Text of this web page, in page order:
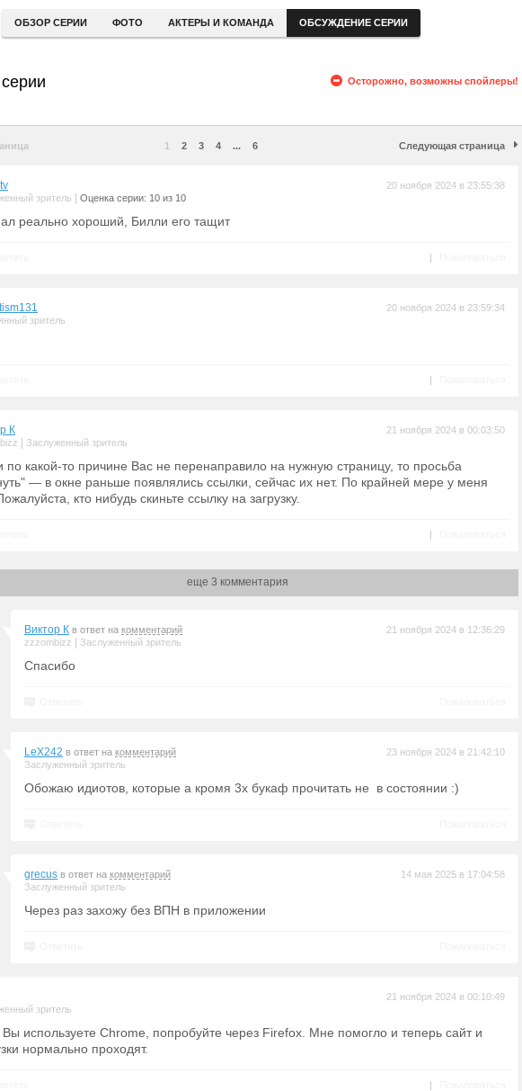
ОБЗОР СЕРИИ ФОТО АКТЕРЫ И КОМАНДА ОБСУЖДЕНИЕ СЕРИИ
Осторожно, возможны спойлеры!
1 2 3 4 ... 6 Следующая страница
зритель Оценка серии: 10 из 10
20 ноября 2024 в 23:55:38
реально хороший, Билли его тащит
|
зритель
20 ноября 2024 в 23:59:34
|
К
Заслуженный зритель
21 ноября 2024 в 00:03:50
по какой-то причине Вас не перенаправило на нужную страницу, то просьба
— в окне раньше появлялись ссылки, сейчас их нет. По крайней мере у меня
кто нибудь скиньте ссылку на загрузку.
|
еще 3 комментария
Виктор К в ответ на комментарий
zzzombizz
Заслуженный зритель
21 ноября 2024 в 12:36:29
Спасибо
LeX242 в ответ на комментарий
Заслуженный зритель
23 ноября 2024 в 21:42:10
Обожаю идиотов, которые а кромя 3х букаф прочитать не в состоянии :)
grecus в ответ на комментарий
Заслуженный зритель
14 мая 2025 в 17:04:58
Через раз захожу без ВПН в приложении
зритель
21 ноября 2024 в 00:10:49
используете Chrome, попробуйте через Firefox. Мне помогло и теперь сайт и
нормально проходят.
|